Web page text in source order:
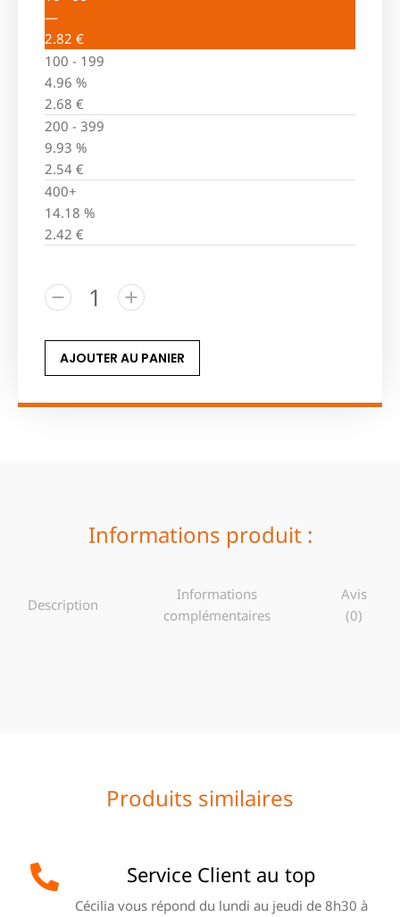
—
2.82 €
100 - 199
4.96 %
2.68 €
200 - 399
9.93 %
2.54 €
400+
14.18 %
2.42 €
AJOUTER AU PANIER
Informations produit :
Description
Informations
complémentaires
Avis
(0)
Produits similaires
Service Client au top
Cécilia vous répond du lundi au jeudi de 8h30 à